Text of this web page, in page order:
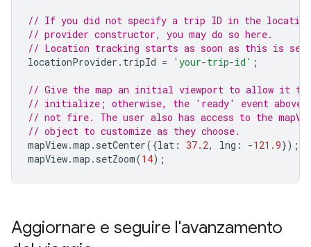
// If you did not specify a trip ID in the location
// provider constructor, you may do so here.
// Location tracking starts as soon as this is set.
locationProvider . tripId = 'your-trip-id' ;
// Give the map an initial viewport to allow it to
// initialize; otherwise, the 'ready' event above
// not fire. The user also has access to the
// object to customize as they choose.
mapView.map . setCenter({lat : 37.2, lng : -121.9});
mapView.map . setZoom(14);
Aggiornare e seguire l'avanzamento